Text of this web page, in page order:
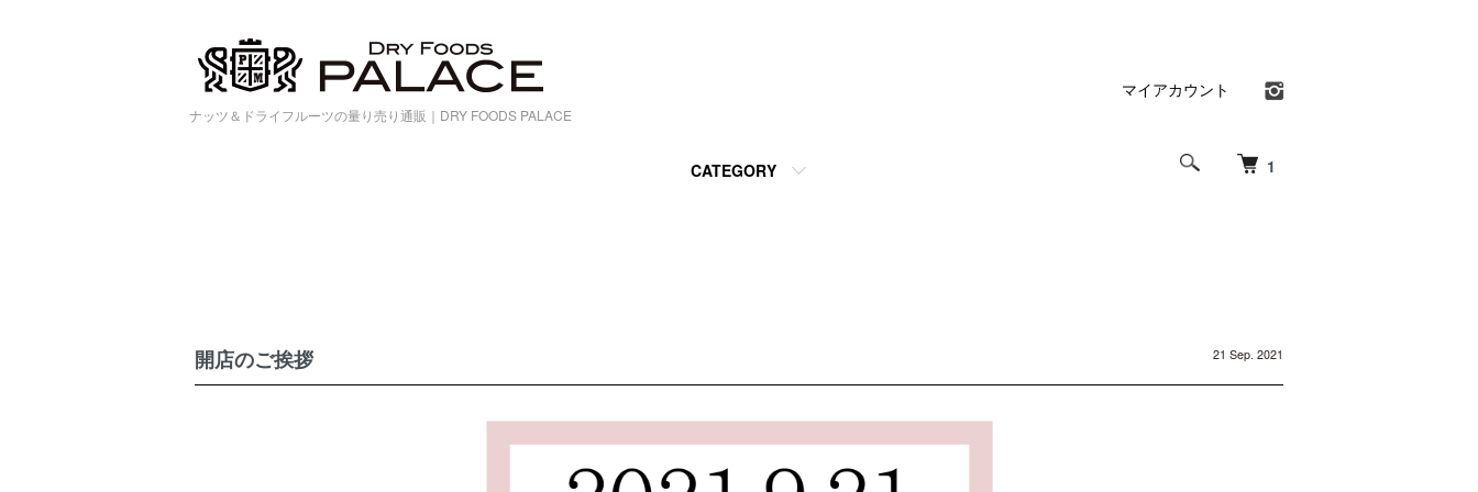
ナッツ＆ドライフルーツの量り売り通販｜DRY FOODS PALACE
1
CATEGORY
マイアカウント
開店のご挨拶 21 Sep. 2021